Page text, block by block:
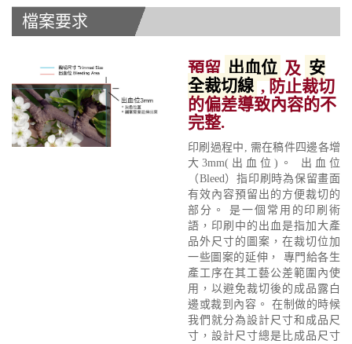
檔案要求
預留 出血位 及 安
全裁切線, 防止裁切
的偏差導致內容的不
完整.
印刷過程中, 需在稿件四邊各增
大3mm(出血位)。 出血位
（Bleed）指印刷時為保留畫面
有效內容預留出的方便裁切的
部分。 是一個常用的印刷術
語，印刷中的出血是指加大產
品外尺寸的圖案，在裁切位加
一些圖案的延伸， 專門給各生
產工序在其工藝公差範圍內使
用，以避免裁切後的成品露白
邊或裁到內容。 在制做的時候
我們就分為設計尺寸和成品尺
寸，設計尺寸總是比成品尺寸